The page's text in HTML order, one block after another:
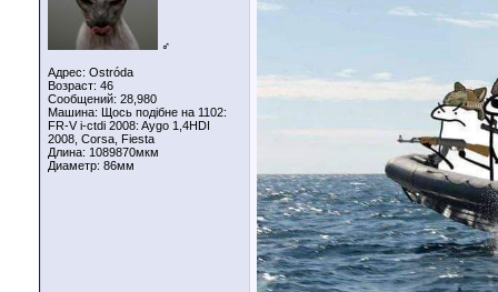
♂
Адрес: Ostróda
Возраст: 46
Сообщений: 28,980
Машина: Щось подібне на 1102:
FR-V i-ctdi 2008: Aygo 1,4HDI
2008, Corsa, Fiesta
Длина: 1089870мкм
Диаметр: 86мм